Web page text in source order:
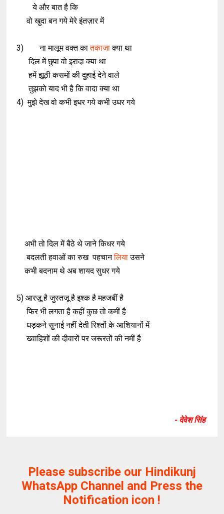
ये और बात है कि
वो खुदा बन गये मेरे इंतज़ार में
3) ना मालूम ‌वक्त कातकाजाक्या था
दिल में छुपा वो इरादा क्या था
हमें झूठी कसमों की दुहाई देने वाले
तुझको याद भी है कि वादा क्या था
4) मुझे देख वो कभी इधर गये कभी उधर गये
अभी तो दिल में बैठे थे जाने किधर गये
बदलती हवाओं का रुख पहचानलियाउसने
कभी बदनाम थे अब शायद सुधर गये
5) आरज़ू है जुस्तजू है इश्क है महजबीं है
फिर भी लगता है कहीं कुछ तो कमीं है
धड़कने सुनाई नहीं देती रिश्तों के आशियानों में
ख्वाहिशों की दीवारों पर जरूरतों की नमीं है
- देवेश सिंह
Please subscribe our Hindikunj
WhatsApp Channel and Press the
Notification icon !